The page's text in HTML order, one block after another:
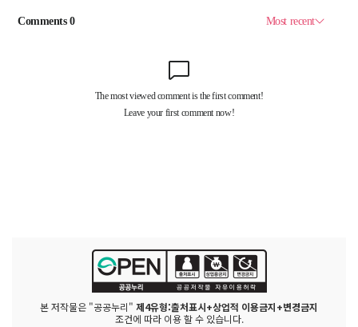
본 저작물은 "공공누리" 제4유형:출처표시+상업적 이용금지+변경금지
조건에 따라 이용 할 수 있습니다.